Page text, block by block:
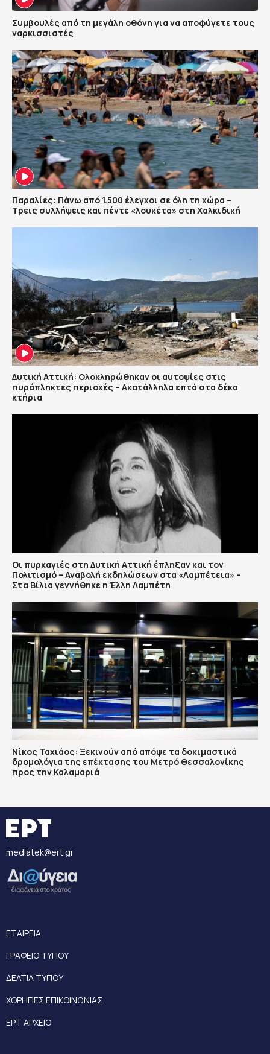
Συμβουλές από τη μεγάλη οθόνη για να αποφύγετε τους
ναρκισσιστές
Παραλίες: Πάνω από 1.500 έλεγχοι σε όλη τη χώρα –
Τρεις συλλήψεις και πέντε «λουκέτα» στη Χαλκιδική
Δυτική Αττική: Ολοκληρώθηκαν οι αυτοψίες στις
πυρόπληκτες περιοχές – Ακατάλληλα επτά στα δέκα
κτήρια
Οι πυρκαγιές στη Δυτική Αττική έπληξαν και τον
Πολιτισμό – Αναβολή εκδηλώσεων στα «Λαμπέτεια» –
Στα Βίλια γεννήθηκε η Έλλη Λαμπέτη
Νίκος Ταχιάος: Ξεκινούν από απόψε τα δοκιμαστικά
δρομολόγια της επέκτασης του Μετρό Θεσσαλονίκης
προς την Καλαμαριά
mediatek@ert.gr
ΕΤΑΙΡΕΙΑ
ΓΡΑΦΕΙΟ ΤΥΠΟΥ
ΔΕΛΤΙΑ ΤΥΠΟΥ
ΧΟΡΗΓΙΕΣ ΕΠΙΚΟΙΝΩΝΙΑΣ
ΕΡΤ ΑΡΧΕΙΟ